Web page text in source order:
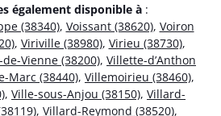
également disponible à :
(38340), Voissant (38620), Voiron
, Viriville (38980), Virieu (38730),
Vienne (38200), Villette-d’Anthon
Marc (38440), Villemoirieu (38460),
, Ville-sous-Anjou (38150), Villard-
, Villard-Reymond (38520),